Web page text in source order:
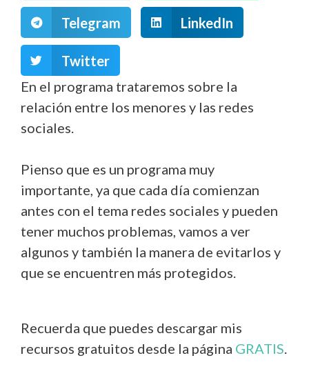
Telegram LinkedIn
Twitter
En el programa trataremos sobre la
relación entre los menores y las redes
sociales.
Pienso que es un programa muy
importante, ya que cada día comienzan
antes con el tema redes sociales y pueden
tener muchos problemas, vamos a ver
algunos y también la manera de evitarlos y
que se encuentren más protegidos.
Recuerda que puedes descargar mis
recursos gratuitos desde la página GRATIS.